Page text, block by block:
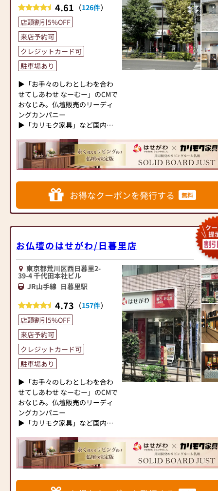
お求めやすい価格を実現してい
ます。お客様に長くご利用いた
だけるような耐久性のある商品
を取り扱っておりますので、安
心してお買い物をお楽しみいた
だけます。
また、スタッフ一同、お客様の
ご要望に丁寧にお応えいたしま
す。お仏壇や仏具に関するご質
問やご相談にも親身にお答え
し、最適なアドバイスをいたし
ます。お客様のご満足度を最優
先に考え、心からのおもてなし
を提供いたします。
お仏壇のはせがわでは、お客様
の大切なご供養に寄り添い、お
手伝いさせていただきます。ぜ
ひ一度、当店にお越しくださ
い。心地よい空間で、お仏壇や
仏具をご覧いただけます。スタ
ッフ一同、心よりお待ちしてお
がご相談や商品ご購入のお手続
きを致します)
≪お仏壇のはせがわよりお客様
へ≫
「仏壇や仏具をお探しでした
ら、ぜひお仏壇のはせがわにお
越しください。当店は幅広い品
揃えとリーズナブルな価格でお
客様をお迎えしています。
仏壇には様々な種類がございま
す。伝統的な木製の仏壇やモダ
パクトなサイズの仏壇など、お
客様のご要望に合わせて選ぶこ
とができます。仏壇の素材や彫
刻、仏像の種類も豊富にご用意
しておりますので、心からご供
養いただける仏壇を見つけてい
ただけます。
さらに、仏具も充実しておりま
す。位牌や線香、ろうそくや花
別のアイテムも豊富に揃えてお
壇に合わせて、お求めいただけ
ます。
当店の魅力は、品質と価格のバ
お求めやすい価格を実現してい
ます。お客様に長くご利用いた
だけるような耐久性のある商品
を取り扱っておりますので、安
心してお買い物をお楽しみいた
だけます。
また、スタッフ一同、お客様の
ご要望に丁寧にお応えいたしま
す。お仏壇や仏具に関するご質
問やご相談にも親身にお答え
し、最適なアドバイスをいたし
ます。お客様のご満足度を最優
先に考え、心からのおもてなし
を提供いたします。
お仏壇のはせがわでは、お客様
の大切なご供養に寄り添い、お
手伝いさせていただきます。ぜ
ひ一度、当店にお越しくださ
仏具・お位牌・お線香・お念珠
等、豊富にご用意しておりま
す。1,000種類以上の組み合わせ
の中からお客様に合ったお仏
壇・お仏具をご提案いたしま
す。
≪「カリモク家具」との協同開
発≫
お仏壇のはせがわは、日本を代
表する家具メーカー「カリモク
家具」との協同開発で、現代の
住宅にあったモダンなお仏壇を
作っています。他にも国内の家
具専門メーカーと作り上げたお
仏壇コレクションがあり、祈る
人と偲ぶ人をつなぐ新しいカタ
チを提案します。
≪はせがわ店舗サービスのご案
内≫
●ご来店予約(ページ内の「来店
予約ボタン」からお申込くださ
い)
●お電話(ご相談や商品のご注文
を承ります。お電話時に「いい
●訪問(はせがわの専門スタッフ
がご相談や商品ご購入のお手続
きを致します)
≪お仏壇のはせがわよりお客様
へ≫
「仏壇や仏具をお探しでした
越しください。当店は幅広い品
揃えとリーズナブルな価格でお
客様をお迎えしています。
仏壇には様々な種類がございま
す。伝統的な木製の仏壇やモダ
ンなデザインの仏壇、またコン
パクトなサイズの仏壇など、お
客様のご要望に合わせて選ぶこ
とができます。仏壇の素材や彫
刻、仏像の種類も豊富にご用意
しておりますので、心からご供
4.61 （126件）
店頭割引5%OFF
来店予約可
クレジットカード可
駐車場あり
▶「お手々のしわとしわを合わ
せてしあわせ なーむー」のCMで
おなじみ。仏壇販売のリーディ
ングカンパニー
▶「カリモク家具」など国内家
ンテリアにマッチするお仏壇を
展開
国内130店舗以上のスケールメ
リットと東証上場の信頼。創業
以来、親切・丁寧な説明と対応
を心がけ、年間約25,000基のお
仏壇、約3,000基のお墓を納めて
では、さまざまな供養（対話の
場づくり）の形をご提案してお
ります。ご自身、ご家族にあっ
た供養の形について、迷うこと
や、お困りのことなどございま
ください。店内にはお仏壇・お
仏具・お位牌・お線香・お念珠
等、豊富にご用意しておりま
す。1,000種類以上の組み合わせ
の中からお客様に合ったお仏
壇・お仏具をご提案いたしま
す。
≪「カリモク家具」との協同開
発≫
お仏壇のはせがわは、日本を代
表する家具メーカー「カリモク
住宅にあったモダンなお仏壇を
作っています。他にも国内の家
具専門メーカーと作り上げたお
人と偲ぶ人をつなぐ新しいカタ
お得なクーポンを発行する 無料
お仏壇のはせがわ/日暮里店
東京都荒川区西日暮里2-
39-4 千代田本社ビル
JR山手線 日暮里駅
4.73 （157件）
店頭割引5%OFF
来店予約可
クレジットカード可
駐車場あり
▶「お手々のしわとしわを合わ
せてしあわせ なーむー」のCMで
おなじみ。仏壇販売のリーディ
ングカンパニー
▶「カリモク家具」など国内家
ンテリアにマッチするお仏壇を
展開
国内130店舗以上のスケールメ